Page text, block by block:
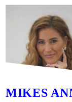
MIKES